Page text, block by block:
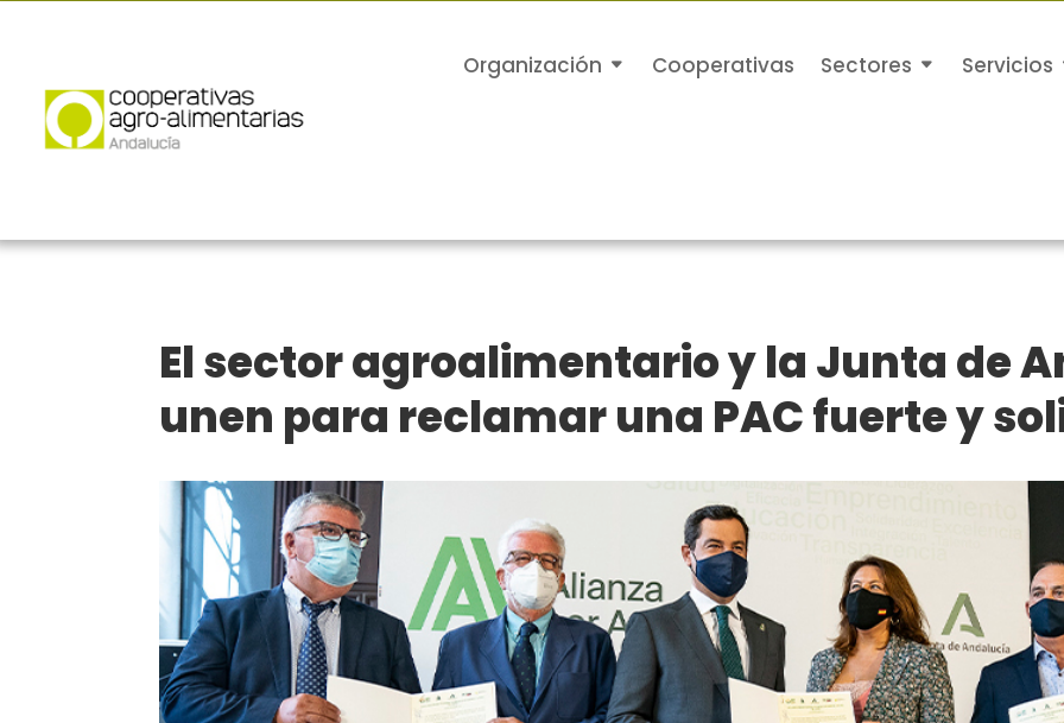
Organización Cooperativas Sectores Servicios
El sector agroalimentario y la Junta de
unen para reclamar una PAC fuerte y